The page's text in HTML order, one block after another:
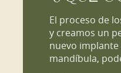
El proceso de
y creamos un
nuevo
mandíbula,